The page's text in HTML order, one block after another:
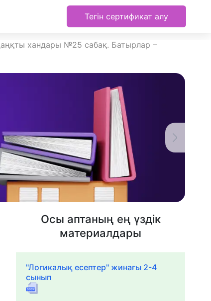
Тегін сертификат алу
хандары №25 сабақ. Батырлар –
Осы аптаның ең үздік
материалдары
"Логикалық есептер" жинағы 2-4
сынып